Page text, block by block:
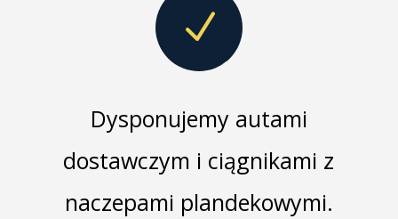
N
Dysponujemy autami
dostawczym i ciągnikami z
naczepami plandekowymi.